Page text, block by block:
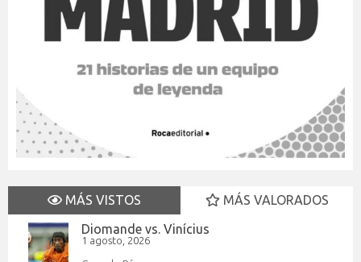
MÁS VISTOS
MÁS VALORADOS
Diomande vs. Vinícius
1 agosto, 2026